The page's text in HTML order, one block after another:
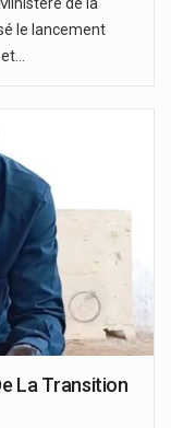
de la
le lancement
La Transition